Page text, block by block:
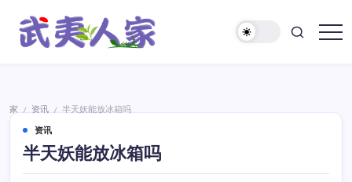
家
家 / 资讯 /
半天妖能放冰箱吗
资讯
半天妖能放冰箱吗